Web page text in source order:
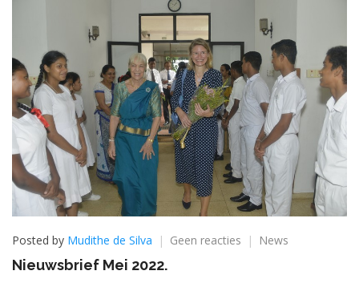
Posted by Mudithe de Silva Geen reacties op
News
Nieuwsbrief Mei 2022.